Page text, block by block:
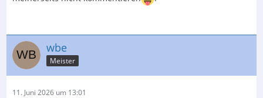
wbe
Meister
11. Juni 2026 um 13:01